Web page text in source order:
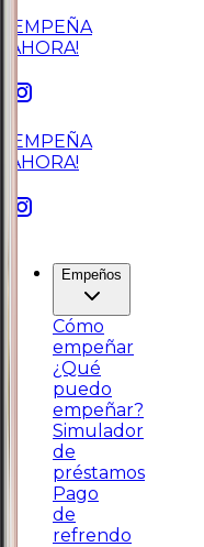
¡EMPEÑA
AHORA!
¡EMPEÑA
AHORA!
Empeños
Cómo
empeñar
¿Qué
puedo
empeñar?
Simulador
de
préstamos
Pago
de
refrendo